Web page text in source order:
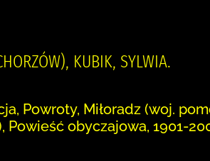
KUBIK, SYLWIA.
Powroty, Miłoradz (woj.
Powieść obyczajowa, 1901-